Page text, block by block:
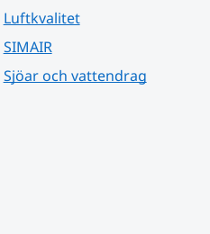
Luftkvalitet
SIMAIR
Sjöar och vattendrag